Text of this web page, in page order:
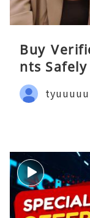
Buy
nts Safely
tyuuuuu